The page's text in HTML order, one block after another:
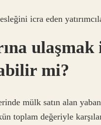
icra eden
mi?
mülk satın alan
toplam değeriyle